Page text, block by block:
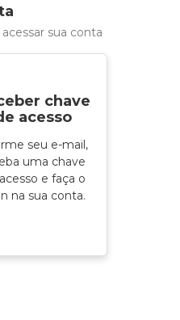
sua conta
chave
acesso
seu e-mail,
uma chave
e faça o
na sua conta.